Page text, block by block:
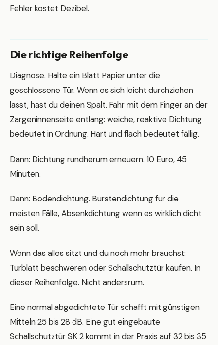
Fehler kostet Dezibel.
Die richtige Reihenfolge
Diagnose. Halte ein Blatt Papier unter die
geschlossene Tür. Wenn es sich leicht durchziehen
lässt, hast du deinen Spalt. Fahr mit dem Finger an der
Zargeninnenseite entlang: weiche, reaktive Dichtung
bedeutet in Ordnung. Hart und flach bedeutet fällig.
Dann: Dichtung rundherum erneuern. 10 Euro, 45
Minuten.
Dann: Bodendichtung. Bürstendichtung für die
meisten Fälle, Absenkdichtung wenn es wirklich dicht
sein soll.
Wenn das alles sitzt und du noch mehr brauchst:
Türblatt beschweren oder Schallschutztür kaufen. In
dieser Reihenfolge. Nicht andersrum.
Eine normal abgedichtete Tür schafft mit günstigen
Mitteln 25 bis 28 dB. Eine gut eingebaute
Schallschutztür SK 2 kommt in der Praxis auf 32 bis 35